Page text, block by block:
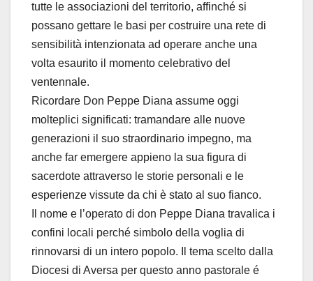
tutte le associazioni del territorio, affinché si
possano gettare le basi per costruire una rete di
sensibilità intenzionata ad operare anche una
volta esaurito il momento celebrativo del
ventennale.
Ricordare Don Peppe Diana assume oggi
molteplici significati: tramandare alle nuove
generazioni il suo straordinario impegno, ma
anche far emergere appieno la sua figura di
sacerdote attraverso le storie personali e le
esperienze vissute da chi è stato al suo fianco.
Il nome e l’operato di don Peppe Diana travalica i
confini locali perché simbolo della voglia di
rinnovarsi di un intero popolo. Il tema scelto dalla
Diocesi di Aversa per questo anno pastorale é